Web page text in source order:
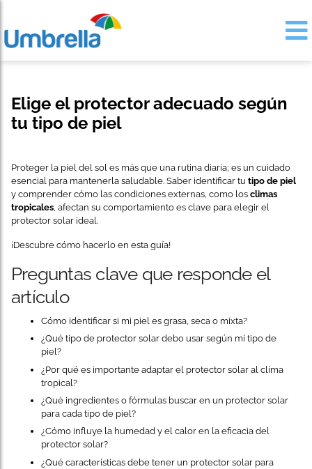
Elige el protector adecuado según
tu tipo de piel
Proteger la piel del sol es más que una rutina diaria; es un cuidado
esencial para mantenerla saludable. Saber identificar tu tipo de piel
y comprender cómo las condiciones externas, como los climas
tropicales , afectan su comportamiento es clave para elegir el
protector solar ideal.
¡Descubre cómo hacerlo en esta guía!
Preguntas clave que responde el
artículo
Cómo identificar si mi piel es grasa, seca o mixta?
¿Qué tipo de protector solar debo usar según mi tipo de
piel?
¿Por qué es importante adaptar el protector solar al clima
tropical?
¿Qué ingredientes o fórmulas buscar en un protector solar
para cada tipo de piel?
¿Cómo influye la humedad y el calor en la eficacia del
protector solar?
¿Qué características debe tener un protector solar para